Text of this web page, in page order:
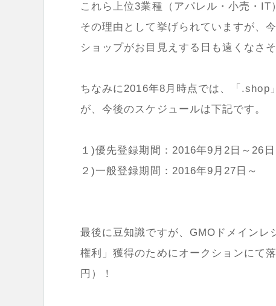
これら上位3業種（アパレル・小売・
その理由として挙げられていますが、
ショップがお目見えする日も遠くなさそ
ちなみに2016年8月時点では、「.shop
が、今後のスケジュールは下記です。
１)優先登録期間：2016年9月2日～26日
２)一般登録期間：2016年9月27日～
最後に豆知識ですが、GMOドメイン
権利」獲得のためにオークションにて
円）！